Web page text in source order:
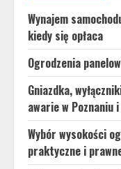
Wynajem
kiedy się opłaca
Ogrodzenia
Gniazdka,
awarie w Poznaniu
Wybór wysokości
praktyczne i